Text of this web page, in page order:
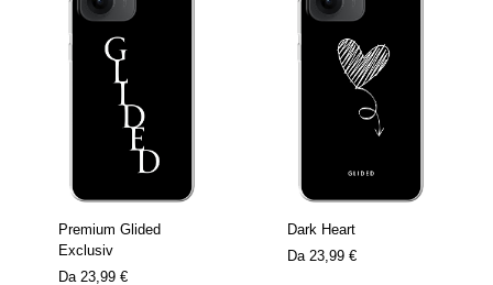
Premium Glided
Exclusiv
Da 23,99 €
Dark Heart
Da 23,99 €